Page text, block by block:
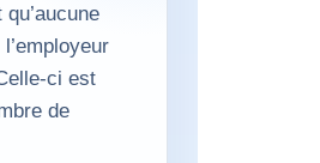
ci est
de